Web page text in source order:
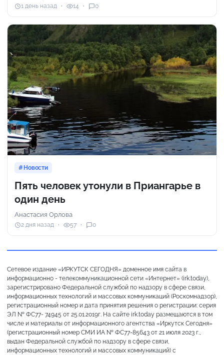
1 день назад 14 0
Новости
Пять человек утонули в Приангарье в
один день
Анастасия Орлова
2 дня назад 57 0
Сетевое издание «ИРКУТСК СЕГОДНЯ» доменное имя сайта в
информационно - телекоммуникационной сети «Интернет» (irk.today),
зарегистрировано Федеральной службой по надзору в сфере связи,
информационных технологий и массовых коммуникаций (Роскомнадзор),
регистрационный номер и дата принятия решения о регистрации: серия
ЭЛ № ФС77- 74945 от 25.01.2019г. На сайте irk.today размещаются в том
числе и материалы от информационного агентства «Иркутск Сегодня»
(регистрационный номер СМИ ИА № ФС77-85643 от 21 июля 2023 г.,
выдан Федеральной службой по надзору в сфере связи,
информационных технологий и массовых коммуникаций) с